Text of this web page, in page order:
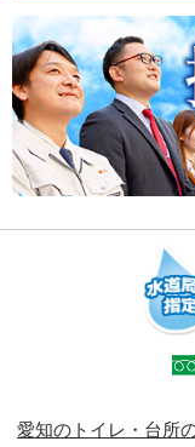
愛知のトイレ・台所